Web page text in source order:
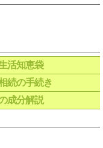
活知恵袋
続の手続き
成分解説